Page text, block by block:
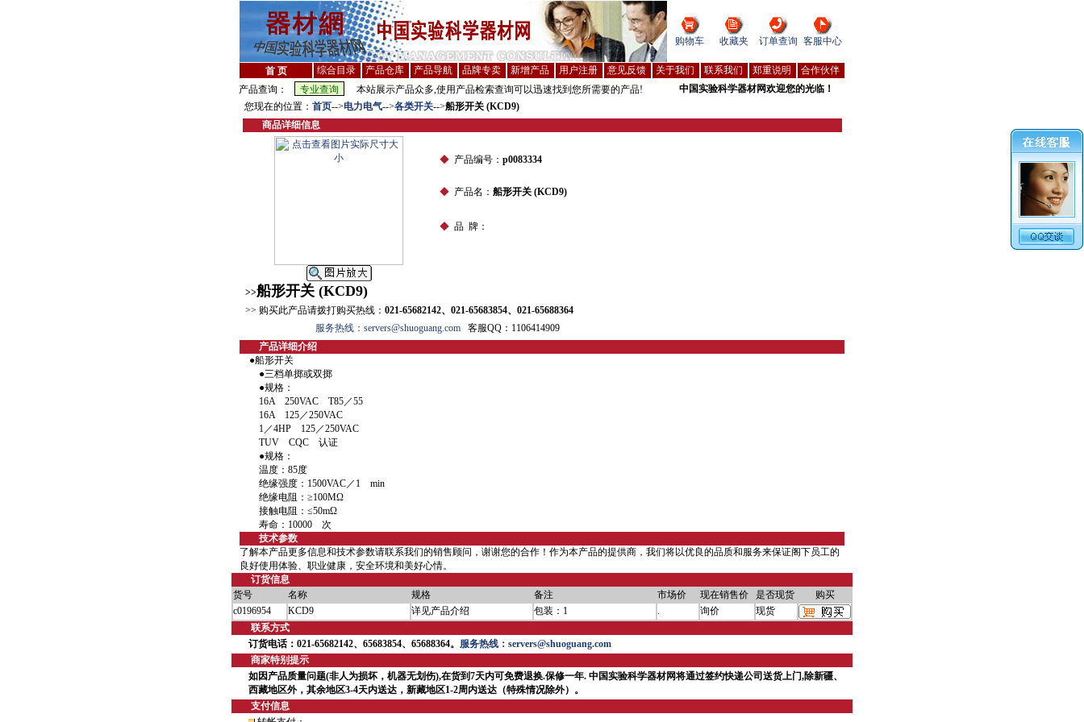
购物车 收藏夹 订单查询 客服中心
首 页 综合目录 产品仓库 产品导航 品牌专卖 新增产品 用户注册 意见反馈 关于我们 联系我们 郑重说明
合作伙伴
产品查询：
本站展示产品众多,使用产品检索查询可以迅速找到您所需要的产品!
中国实验科学器材网欢迎您的光临！
您现在的位置： 首页-->电力电气-->各类开关-->船形开关 (KCD9)
商品详细信息
◆ 产品编号： p0083334
◆ 产品名： 船形开关 (KCD9)
◆ 品 牌：
>>船形开关 (KCD9)
>> 购买此产品请拨打购买热线： 021-65682142、021-65683854、021-65688364
服务热线：servers@shuoguang.com客服QQ：1106414909
产品详细介绍
●船形开关
●三档单掷或双掷
●规格：
16A 250VAC T85／55
16A 125／250VAC
1／4HP 125／250VAC
TUV CQC 认证
●规格：
温度：85度
绝缘强度：1500VAC／1 min
绝缘电阻：≥100MΩ
接触电阻：≤50mΩ
寿命：10000 次
技术参数
了解本产品更多信息和技术参数请联系我们的销售顾问，谢谢您的合作！作为本产品的提供商，我们将以优良的品质和服务来保证阁下员工的
良好使用体验、职业健康，安全环境和美好心情。
订货信息
货号
名称 规格 备注 市场价 现在销售价 是否现货
购买
c0196954
KCD9 详见产品介绍 包装：1 . 询价
现货
联系方式
订货电话：021-65682142、65683854、65688364。 服务热线：servers@shuoguang.com
商家特别提示
如因产品质量问题(非人为损坏，机器无划伤),在货到7天内可免费退换.保修一年. 中国实验科学器材网将通过签约快递公司送货上门,除新疆、
西藏地区外，其余地区3-4天内送达，新藏地区1-2周内送达（特殊情况除外）。
支付信息